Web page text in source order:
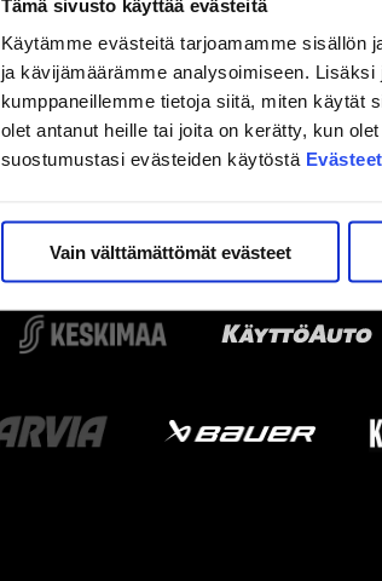
Tämä sivusto käyttää evästeitä
Käytämme evästeitä tarjoamamme sisällön
ja kävijämäärämme analysoimiseen.
kumppaneillemme tietoja siitä, miten käytät
olet antanut heille tai joita on kerätty, kun
suostumustasi evästeiden käytöstä
Vain välttämättömät evästeet